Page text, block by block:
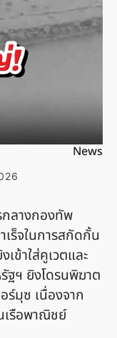
News
ลางกองทัพ
ร็จในการสกัดกั้น
ข้าใส่คูเวตและ
ฐฯ ยิงโดรนพิฆาต
ร์มุซ เนื่องจาก
เรือพาณิชย์